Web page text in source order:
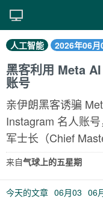
人工智能 2026年06
黑客利用 Meta
账号
亲伊朗黑客诱骗
Instagram 名人账
军士长（Chief
来自气球上的五星期
今天的文章 06月03 06